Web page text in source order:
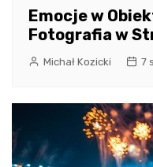
Emocje w
Fotografia w
Michał Kozicki 7